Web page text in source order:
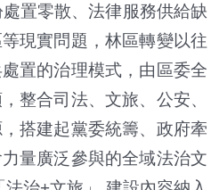
置零散、法律服務供給缺
現實問題，林區轉變以往
置的治理模式，由區委全
整合司法、文旅、公安、
搭建起黨委統籌、政府牽
量廣泛參與的全域法治文